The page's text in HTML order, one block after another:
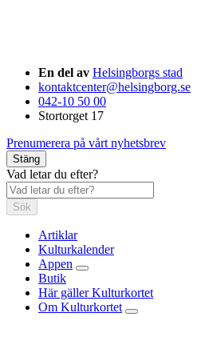
En del av Helsingborgs stad
kontaktcenter@helsingborg.se
042-10 50 00
Stortorget 17
Prenumerera på vårt nyhetsbrev
Stäng
Vad letar du efter?
Sök
Artiklar
Kulturkalender
Appen
Butik
Här gäller Kulturkortet
Om Kulturkortet